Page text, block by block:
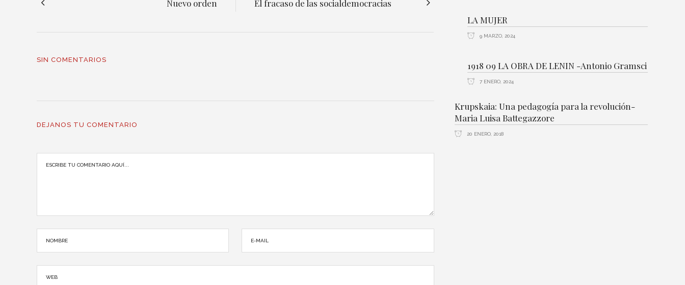
DEJANOS TU COMENTARIO
LA MUJER
9 MARZO, 2024
1918 09 LA OBRA DE LENIN -Antonio Gramsci
7 ENERO, 2024
Krupskaia: Una pedagogía para la revolución-
Maria Luisa Battegazzore
20 ENERO, 2018